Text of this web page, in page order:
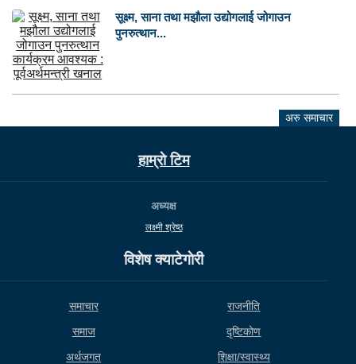
सूक्ष्म, साना तथा मझौला उद्योगलाई जोगाउन
पुनरुत्थान...
अरु समाचार
हाम्राे टिम
अध्यक्ष
लक्ष्मी श्रेष्ठ
विशेष क्याटेगाेरी
समाचार
राजनीति
समाज
दृष्टिकोण
अर्थजगत
शिक्षा/स्वास्थ्य